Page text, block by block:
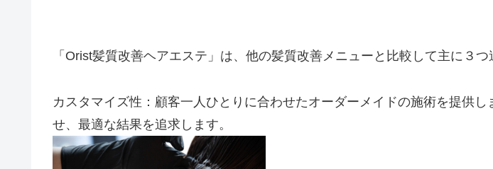
「Orist髪質改善ヘアエステ」は、他の髪質改善メニューと比較して主に３つ
カスタマイズ性：顧客一人ひとりに合わせたオーダーメイドの施術を提供
せ、最適な結果を追求します。